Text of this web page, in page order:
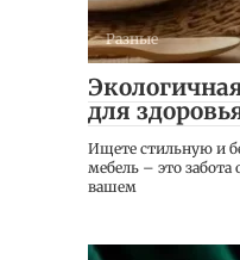
Разные
для
Ищете стильную и
мебель – это забота
вашем